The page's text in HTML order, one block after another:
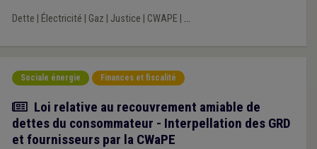
que ceux-ci puissent atteindre les objectifs fixés par le
Dette Électricité Gaz Justice CWAPE ...
Sociale énergie Finances et fiscalité
Actualité
Loi relative au recouvrement amiable de
dettes du consommateur - Interpellation des GRD
et fournisseurs par la CWaPE